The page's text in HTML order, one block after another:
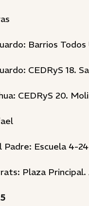
Barrios Todos
CEDRyS 18.
CEDRyS 20.
Padre: Escuela 4-
Plaza Principal.